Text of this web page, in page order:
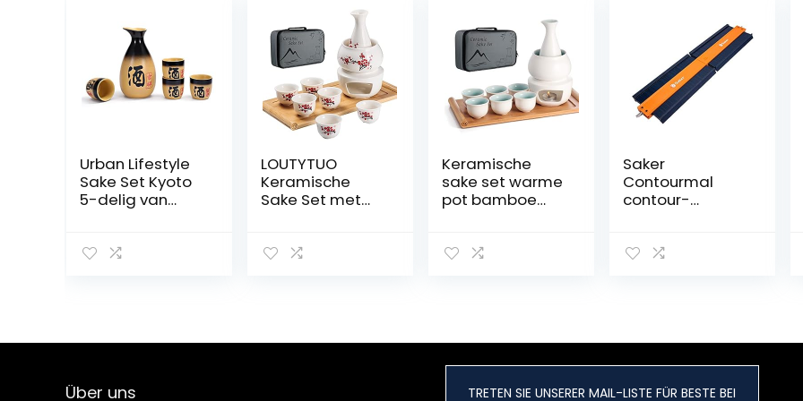
Urban Lifestyle
Sake Set Kyoto
5-delig van
LOUTYTUO
Keramische
Sake Set met
kookplaat, veilig
set van 6 kopjes
Keramische
sake set warme
pot bamboe
Hot Saki Drink, 10
dienblad 6
kopjes + doos
geschenkdoos
Saker
Contourmal
contour-
(bijgewerkte
lassen
houtbewerking
stuks
Über uns TRETEN SIE UNSERER MAIL-LISTE FÜR BESTE BEI